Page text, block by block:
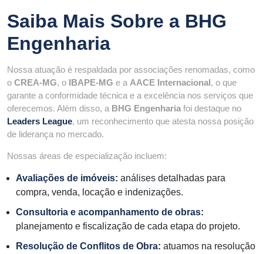
Saiba Mais Sobre a BHG
Engenharia
Nossa atuação é respaldada por associações renomadas, como
o CREA-MG, o IBAPE-MG e a AACE Internacional, o que
garante a conformidade técnica e a excelência nos serviços que
oferecemos. Além disso, a BHG Engenharia foi destaque no
Leaders League, um reconhecimento que atesta nossa posição
de liderança no mercado.
Nossas áreas de especialização incluem:
Avaliações de imóveis: análises detalhadas para
compra, venda, locação e indenizações.
Consultoria e acompanhamento de obras:
planejamento e fiscalização de cada etapa do projeto.
Resolução de Conflitos de Obra: atuamos na resolução